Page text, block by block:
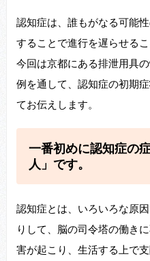
認知症は、誰もがなる可能
することで進行を遅らせる
今回は京都にある排泄用具
例を通して、認知症の初期
てお伝えします。
一番初めに認知症の
人」です。
認知症とは、いろいろな原
りして、脳の司令塔の働き
害が起こり、生活する上で